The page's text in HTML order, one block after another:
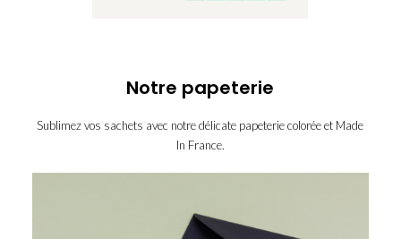
Notre papeterie
Sublimez vos sachets avec notre délicate papeterie colorée et Made
In France.